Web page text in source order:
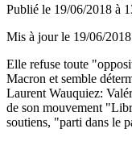
Publié le 19/06/2018 à
Mis à jour le 19/06/
Elle refuse toute
Macron et semble
Laurent Wauquiez:
de son mouvement
soutiens, "parti dans le